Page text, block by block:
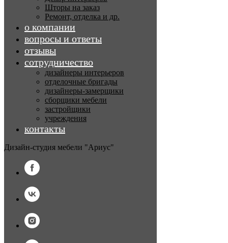
Шторы на заказ
Ремонт, отделка и др.
о компании
вопросы и ответы
отзывы
сотрудничество
дизайнеры интерьеров
отделочные бригады
дизайнеры-замерщики
сборщики мебели
застройщики
учреждения
контакты
Дизайн-студия мебели "Ариус"